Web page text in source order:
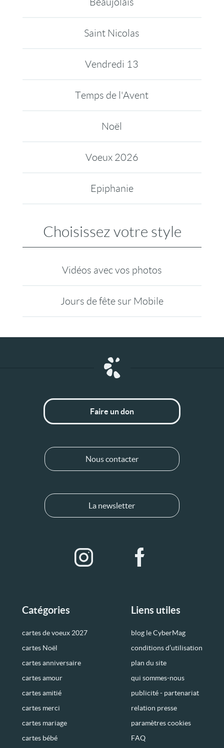
Saint Nicolas
Vendredi 13
Temps de l'Avent
Noël
Voeux 2026
Epiphanie
Choisissez votre style
Vidéos avec vos photos
Jours de fête sur Mobile
Catégories
cartes de voeux 2027
cartes Noël
cartes anniversaire
cartes amour
cartes amitié
cartes merci
cartes mariage
cartes bébé
Liens utiles
blog le CyberMag
conditions d’utilisation
plan du site
qui sommes-nous
publicité - partenariat
relation presse
paramètres cookies
FAQ
Faire un don
Nous contacter
La newsletter